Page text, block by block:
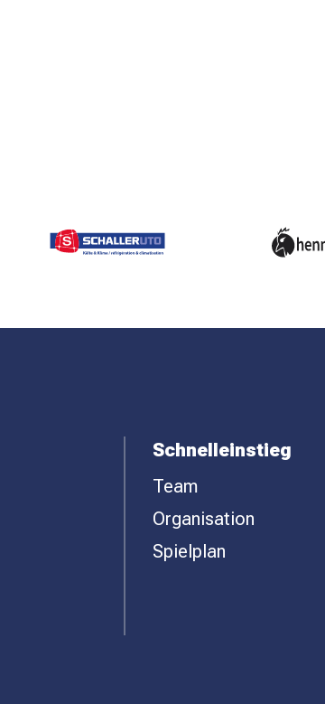
Schnelleinstieg
Team
Organisation
Spielplan